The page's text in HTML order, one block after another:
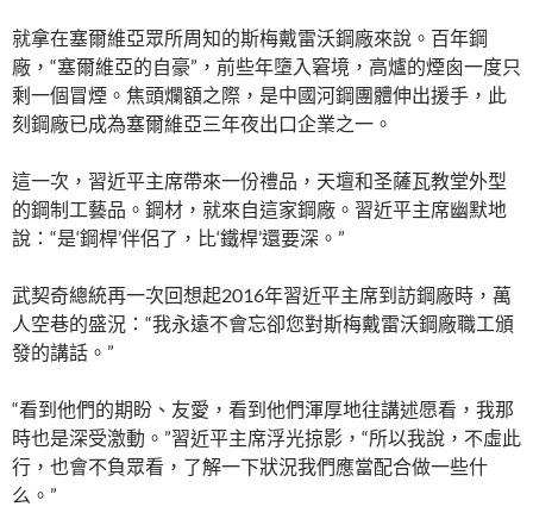
就拿在塞爾維亞眾所周知的斯梅戴雷沃鋼廠來說。百年鋼
廠，“塞爾維亞的自豪”，前些年墮入窘境，高爐的煙囪一度只
剩一個冒煙。焦頭爛額之際，是中國河鋼團體伸出援手，此
刻鋼廠已成為塞爾維亞三年夜出口企業之一。
這一次，習近平主席帶來一份禮品，天壇和圣薩瓦教堂外型
的鋼制工藝品。鋼材，就來自這家鋼廠。習近平主席幽默地
說：“是‘鋼桿’伴侶了，比‘鐵桿’還要深。”
武契奇總統再一次回想起2016年習近平主席到訪鋼廠時，萬
人空巷的盛況：“我永遠不會忘卻您對斯梅戴雷沃鋼廠職工頒
發的講話。”
“看到他們的期盼、友愛，看到他們渾厚地往講述愿看，我那
時也是深受激動。”習近平主席浮光掠影，“所以我說，不虛此
行，也會不負眾看，了解一下狀況我們應當配合做一些什
么。”